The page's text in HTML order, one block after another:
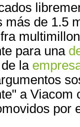
más de 1.5
para una
la
a Viacom
por